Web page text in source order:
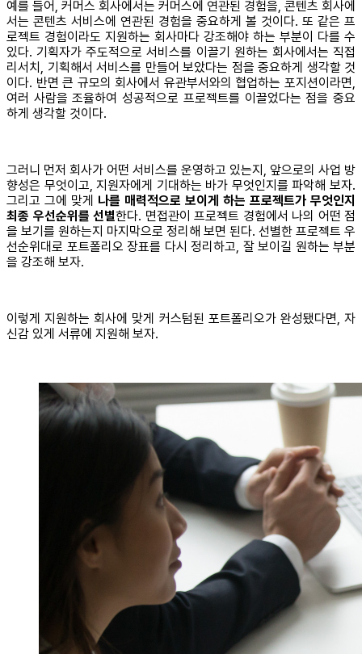
예를 들어, 커머스 회사에서는 커머스에 연관된 경험을, 콘텐츠 회사에
서는 콘텐츠 서비스에 연관된 경험을 중요하게 볼 것이다. 또 같은 프
로젝트 경험이라도 지원하는 회사마다 강조해야 하는 부분이 다를 수
있다. 기획자가 주도적으로 서비스를 이끌기 원하는 회사에서는 직접
리서치, 기획해서 서비스를 만들어 보았다는 점을 중요하게 생각할 것
이다. 반면 큰 규모의 회사에서 유관부서와의 협업하는 포지션이라면,
여러 사람을 조율하여 성공적으로 프로젝트를 이끌었다는 점을 중요
하게 생각할 것이다.
그러니 먼저 회사가 어떤 서비스를 운영하고 있는지, 앞으로의 사업 방
향성은 무엇이고, 지원자에게 기대하는 바가 무엇인지를 파악해 보자.
그리고 그에 맞게 나를 매력적으로 보이게 하는 프로젝트가 무엇인지
최종 우선순위를 선별한다. 면접관이 프로젝트 경험에서 나의 어떤 점
을 보기를 원하는지 마지막으로 정리해 보면 된다. 선별한 프로젝트 우
선순위대로 포트폴리오 장표를 다시 정리하고, 잘 보이길 원하는 부분
을 강조해 보자.
이렇게 지원하는 회사에 맞게 커스텀된 포트폴리오가 완성됐다면, 자
신감 있게 서류에 지원해 보자.